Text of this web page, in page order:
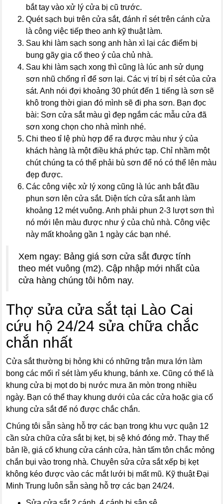
bắt tay vào xử lý cửa bị cũ trước.
Quét sạch bụi trên cửa sắt, đánh rỉ sét trên cánh cửa
là công việc tiếp theo anh kỹ thuật làm.
Sau khi làm sạch song anh hàn xì lại các điểm bị
bung gãy gia cố theo ý của chủ nhà.
Sau khi làm sạch xong thì cũng là lúc anh sử dụng
sơn nhũ chống rỉ để sơn lại. Các vị trí bị rỉ sét của cửa
sát. Anh nói đợi khoảng 30 phút đến 1 tiếng là sơn sẽ
khô trong thời gian đó mình sẽ đi pha sơn. Bạn đọc
bài: Sơn cửa sắt màu gì đẹp ngắm các mẫu cửa đã
sơn xong chọn cho nhà mình nhé.
Chi theo tỉ lệ phù hợp để ra được màu như ý của
khách hàng là một điều khá phức tạp. Chỉ nhầm một
chút chúng ta có thể phải bù sơn để nó có thể lên màu
đẹp được.
Các công việc xử lý xong cũng là lúc anh bắt đầu
phun sơn lên cửa sắt. Diện tích cửa sắt anh làm
khoảng 12 mét vuông. Anh phải phun 2-3 lượt sơn thì
nó mới lên màu được như ý của chủ nhà. Công việc
này mất khoảng gần 1 ngày các bạn nhé.
Xem ngay: Bảng giá sơn cửa sắt được tính
theo mét vuông (m2). Cập nhập mới nhất của
cửa hàng chúng tôi hôm nay.
Thợ sửa cửa sắt tại Lào Cai
cứu hộ 24/24 sửa chữa chắc
chắn nhất
Cửa sắt thường bị hỏng khi có những trận mưa lớn làm
bong các mối rỉ sét làm yếu khung, bánh xe. Cũng có thể là
khung cửa bị mọt do bị nước mưa ăn mòn trong nhiều
ngày. Bạn có thể thay khung dưới của các cửa hoặc gia cố
khung cửa sắt để nó được chắc chắn.
Chúng tôi sẵn sàng hỗ trợ các bạn trong khu vực quận 12
cần sửa chữa cửa sắt bị kẹt, bị sệ khó đóng mở. Thay thế
bản lề, giá cố khung cửa cánh cửa, hàn tấm tôn chắc mỏng
chắn bụi vào trong nhà. Chuyên sửa cửa sắt xếp bị kẹt
không kéo được vào các mắt lưới bị mất mũ. Kỹ thuật Đại
Minh Trung luôn sẵn sàng hỗ trợ các bạn 24/24.